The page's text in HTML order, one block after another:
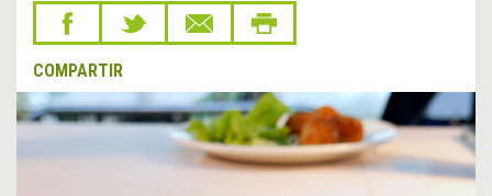
COMPARTIR